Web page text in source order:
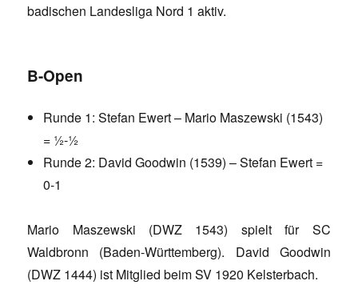
badischen Landesliga Nord 1 aktiv.
B-Open
Runde 1: Stefan Ewert – Mario Maszewski (1543)
= ½-½
Runde 2: David Goodwin (1539) – Stefan Ewert =
0-1
Mario Maszewski (DWZ 1543) spielt für SC
Waldbronn (Baden-Württemberg). David Goodwin
(DWZ 1444) ist Mitglied beim SV 1920 Kelsterbach.